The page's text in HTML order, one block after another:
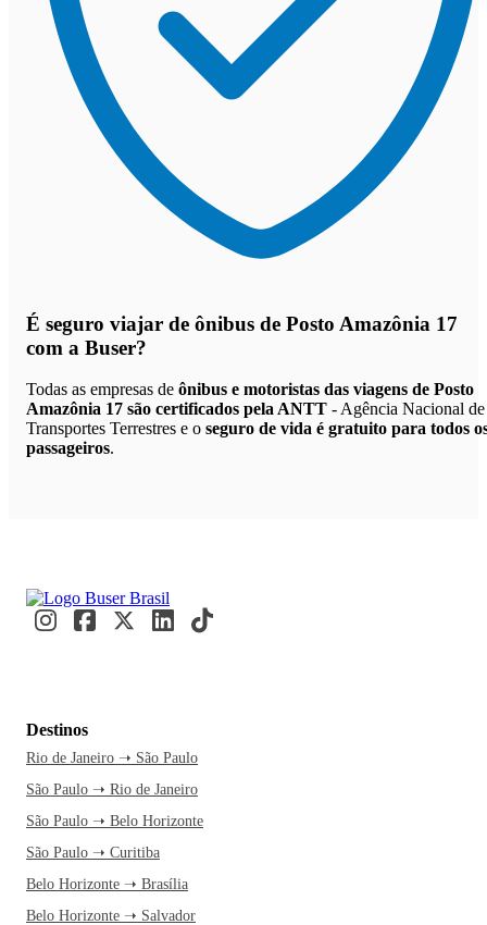
É seguro viajar de ônibus de Posto Amazônia 17
com a Buser?
Todas as empresas de ônibus e motoristas das viagens de Posto
Amazônia 17 são certificados pela ANTT - Agência Nacional de
Transportes Terrestres e o seguro de vida é gratuito para todos
passageiros.
Destinos
Rio de Janeiro ➝ São Paulo
São Paulo ➝ Rio de Janeiro
São Paulo ➝ Belo Horizonte
São Paulo ➝ Curitiba
Belo Horizonte ➝ Brasília
Belo Horizonte ➝ Salvador